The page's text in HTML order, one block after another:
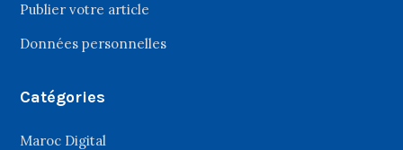
Publier votre article
Données personnelles
Catégories
Maroc Digital